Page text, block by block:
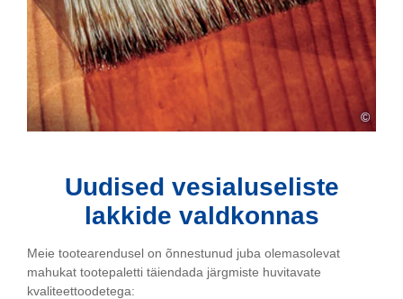
©
Uudised vesialuseliste
lakkide valdkonnas
Meie tootearendusel on õnnestunud juba olemasolevat
mahukat tootepaletti täiendada järgmiste huvitavate
kvaliteettoodetega: